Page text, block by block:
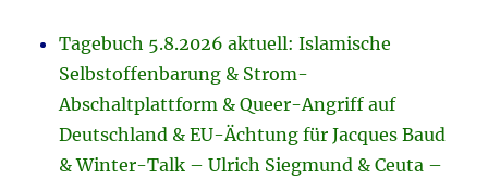
Tagebuch 5.8.2026 aktuell: Islamische
Selbstoffenbarung & Strom-
Abschaltplattform & Queer-Angriff auf
Deutschland & EU-Ächtung für Jacques Baud
& Winter-Talk – Ulrich Siegmund & Ceuta –